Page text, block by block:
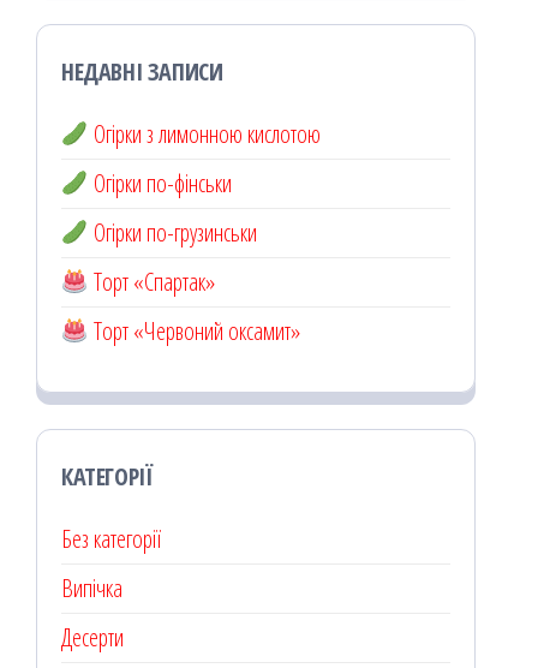
НЕДАВНІ ЗАПИСИ
Огірки з лимонною кислотою
Огірки по-фінськи
Огірки по-грузинськи
Торт «Спартак»
Торт «Червоний оксамит»
КАТЕГОРІЇ
Без категорії
Випічка
Десерти